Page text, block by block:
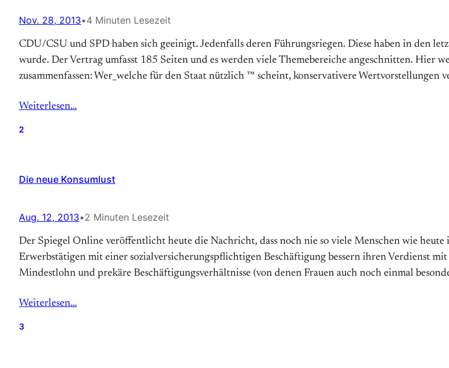
Nov. 28, 2013•4 Minuten Lesezeit
CDU/CSU und SPD haben sich geeinigt. Jedenfalls deren Führungsriegen. Diese haben in den
wurde. Der Vertrag umfasst 185 Seiten und es werden viele Themebereiche angeschnitten. Hier
zusammenfassen: Wer_welche für den Staat nützlich ™ scheint, konservativere Wertvorstellungen
Weiterlesen…
2
Die neue Konsumlust
Aug. 12, 2013•2 Minuten Lesezeit
Der Spiegel Online veröffentlicht heute die Nachricht, dass noch nie so viele Menschen wie
Erwerbstätigen mit einer sozialversicherungspflichtigen Beschäftigung bessern ihren Verdienst
Mindestlohn und prekäre Beschäftigungsverhältnisse (von denen Frauen auch noch einmal
Weiterlesen…
3